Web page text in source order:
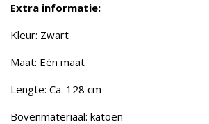
Extra informatie:
Kleur: Zwart
Maat: Eén maat
Lengte: Ca. 128 cm
Bovenmateriaal: katoen